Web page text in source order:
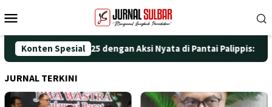
ke
Mobile
Konten Spesial
HUT ke-25 dengan Aksi Nyata di Pantai Palippis:
JURNAL TERKINI